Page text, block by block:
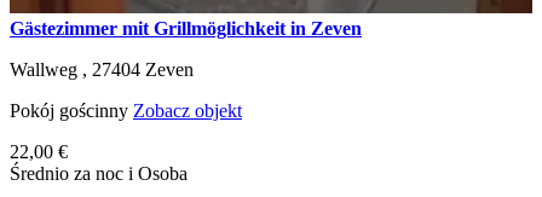
Gästezimmer mit Grillmöglichkeit in Zeven
Wallweg , 27404 Zeven
Pokój gościnny Zobacz objekt
22,00 €
Średnio za noc i Osoba